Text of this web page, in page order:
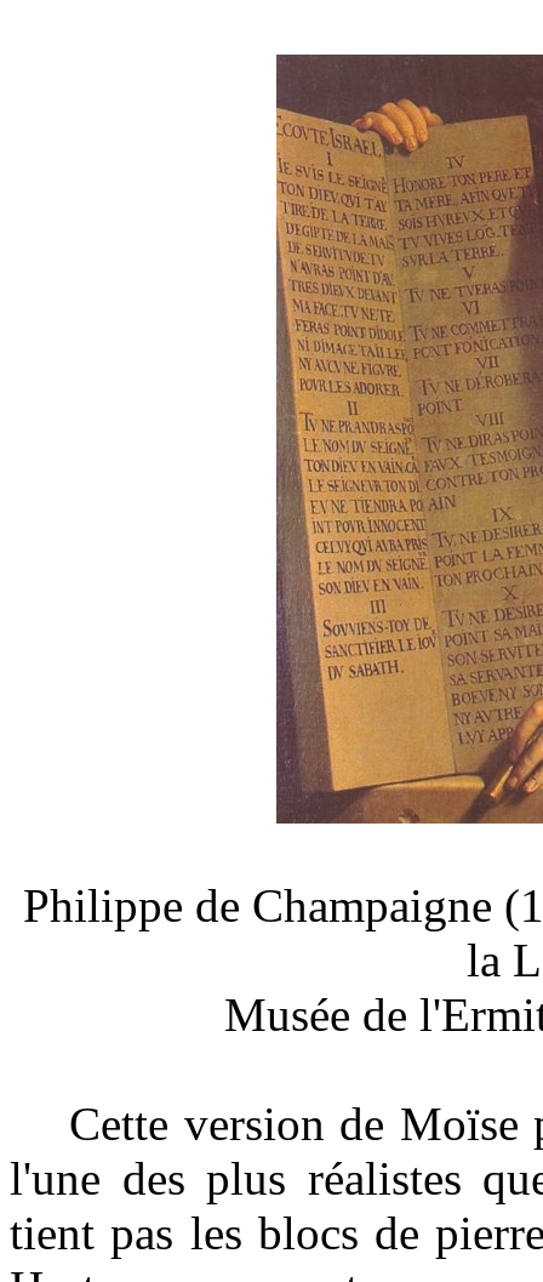
Philippe de Champaigne
la
Musée de
Cette version de Moïse
l'une des plus réalistes
tient pas les blocs de